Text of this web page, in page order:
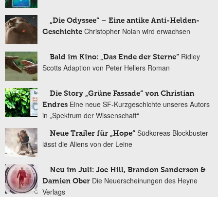
„Die Odyssee“ – Eine antike Anti-Helden-
Geschichte Christopher Nolan wird erwachsen
Bald im Kino: „Das Ende der Sterne“ Ridley
Scotts Adaption von Peter Hellers Roman
Die Story „Grüne Fassade“ von Christian
Endres Eine neue SF-Kurzgeschichte unseres Autors
in „Spektrum der Wissenschaft“
Neue Trailer für „Hope“ Südkoreas Blockbuster
lässt die Aliens von der Leine
Neu im Juli: Joe Hill, Brandon Sanderson &
Damien Ober Die Neuerscheinungen des Heyne
Verlags